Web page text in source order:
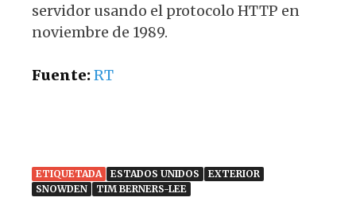
servidor usando el protocolo HTTP en
noviembre de 1989.
Fuente:RT
ETIQUETADA ESTADOS UNIDOS
EXTERIOR
SNOWDEN
TIM BERNERS-LEE